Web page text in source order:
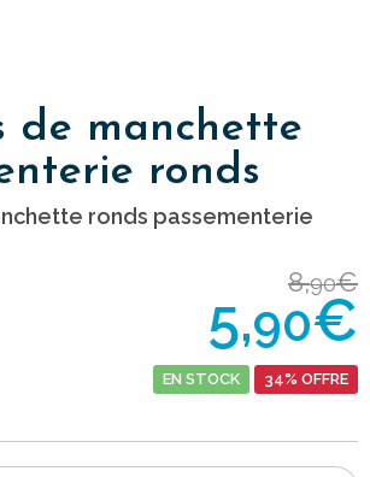
de manchette
ronds
ronds passementerie
8,90€
5,90€
EN STOCK 34% OFFRE